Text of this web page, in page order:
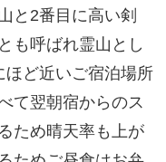
と2番目に高い剣
も呼ばれ霊山とし
ほど近いご宿泊場所
て翌朝宿からのス
ため晴天率も上が